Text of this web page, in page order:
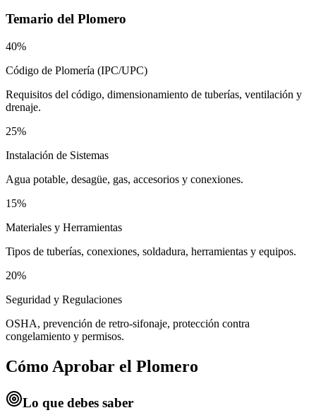
Temario del Plomero
40%
Código de Plomería (IPC/UPC)
Requisitos del código, dimensionamiento de tuberías, ventilación y
drenaje.
25%
Instalación de Sistemas
Agua potable, desagüe, gas, accesorios y conexiones.
15%
Materiales y Herramientas
Tipos de tuberías, conexiones, soldadura, herramientas y equipos.
20%
Seguridad y Regulaciones
OSHA, prevención de retro-sifonaje, protección contra
congelamiento y permisos.
Cómo Aprobar el Plomero
Lo que debes saber